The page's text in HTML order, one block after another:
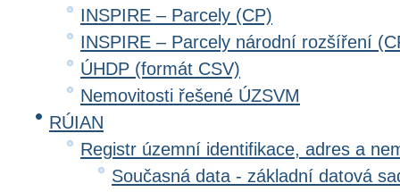
INSPIRE – Parcely (CP)
INSPIRE – Parcely národní rozšíření
ÚHDP (formát CSV)
Nemovitosti řešené ÚZSVM
RÚIAN
Registr územní identifikace, adres a
Současná data - základní datová